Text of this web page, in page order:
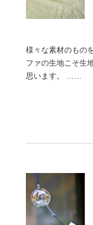
様々な素材のもの
ファの生地こそ生
思います。 ……